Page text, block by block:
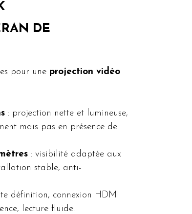
DE
pour une projection vidéo
: projection nette et lumineuse,
mais pas en présence de
: visibilité adaptée aux
stable, anti-
définition, connexion HDMI
lecture fluide.